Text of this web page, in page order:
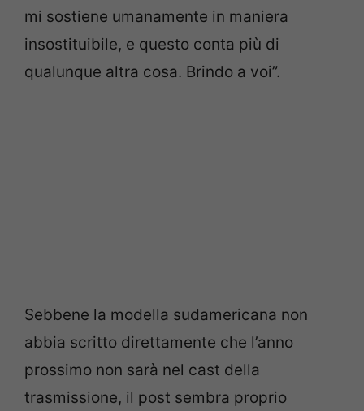
mi sostiene umanamente in maniera
insostituibile, e questo conta più di
qualunque altra cosa. Brindo a voi”.
Sebbene la modella sudamericana non
abbia scritto direttamente che l’anno
prossimo non sarà nel cast della
trasmissione, il post sembra proprio